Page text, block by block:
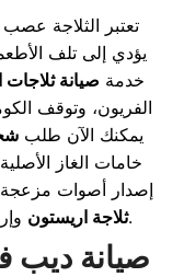
تعتبر الثلاجة
يؤدي إلى تلف
خدمة صيانة
الفريون، وتوقف
يمكنك الآن طلب
خامات الغاز
إصدار أصوات
ثلاجة اريستونوإرسال الفني المختص لحل المشكلة فوراُ.
صيانة ديب